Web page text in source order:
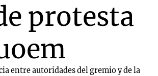
protesta
entre autoridades del gremio y de la